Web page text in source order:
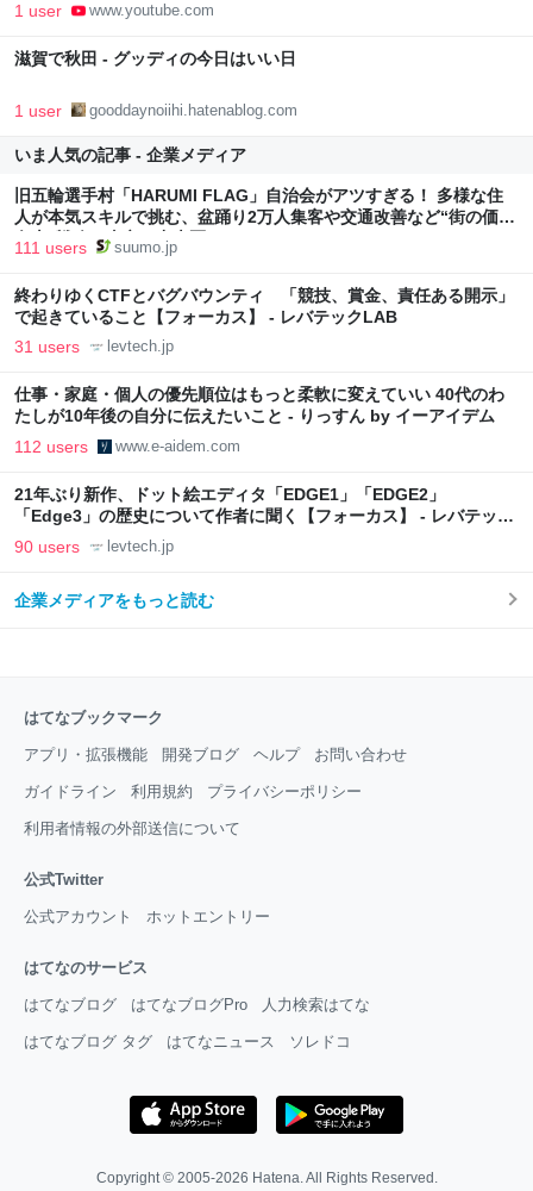
1 user www.youtube.com
滋賀で秋田 - グッディの今日はいい日
1 user gooddaynoiihi.hatenablog.com
いま人気の記事 - 企業メディア
旧五輪選手村「HARUMI FLAG」自治会がアツすぎる！ 多様な住
人が本気スキルで挑む、盆踊り2万人集客や交通改善など“街の価値
向上”戦略 東京・中央区
111 users suumo.jp
終わりゆくCTFとバグバウンティ 「競技、賞金、責任ある開示」
で起きていること【フォーカス】 - レバテックLAB
31 users levtech.jp
仕事・家庭・個人の優先順位はもっと柔軟に変えていい 40代のわ
たしが10年後の自分に伝えたいこと - りっすん by イーアイデム
112 users www.e-aidem.com
21年ぶり新作、ドット絵エディタ「EDGE1」「EDGE2」
「Edge3」の歴史について作者に聞く【フォーカス】 - レバテック
LAB
90 users levtech.jp
企業メディアをもっと読む
はてなブックマーク
アプリ・拡張機能 開発ブログ ヘルプ お問い合わせ
ガイドライン 利用規約 プライバシーポリシー
利用者情報の外部送信について
公式Twitter
公式アカウント ホットエントリー
はてなのサービス
はてなブログ はてなブログPro 人力検索はてな
はてなブログ タグ はてなニュース ソレドコ
Copyright © 2005-2026 Hatena. All Rights Reserved.